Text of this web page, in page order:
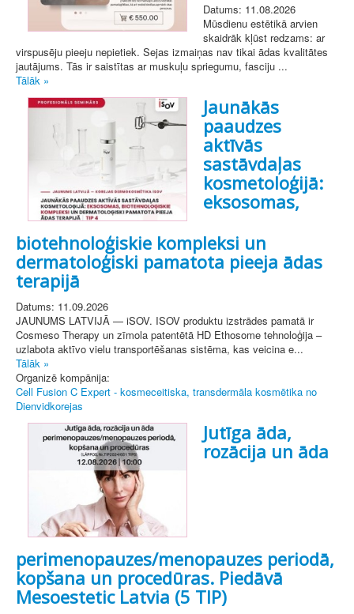
Datums: 11.08.2026
Mūsdienu estētikā arvien
skaidrāk kļūst redzams: ar
virspusēju pieeju nepietiek. Sejas izmaiņas nav tikai ādas kvalitātes
jautājums. Tās ir saistītas ar muskuļu spriegumu, fasciju ...
Tālāk »
Jaunākās
paaudzes
aktīvās
sastāvdaļas
kosmetoloģijā:
eksosomas,
biotehnoloģiskie kompleksi un
dermatoloģiski pamatota pieeja ādas
terapijā
Datums: 11.09.2026
JAUNUMS LATVIJĀ — iSOV. ISOV produktu izstrādes pamatā ir
Cosmeso Therapy un zīmola patentētā HD Ethosome tehnoloģija –
uzlabota aktīvo vielu transportēšanas sistēma, kas veicina e...
Tālāk »
Organizē kompānija:
Cell Fusion C Expert - kosmeceitiska, transdermāla kosmētika no
Dienvidkorejas
Jutīga āda,
rozācija un āda
perimenopauzes/menopauzes periodā,
kopšana un procedūras. Piedāvā
Mesoestetic Latvia (5 TIP)